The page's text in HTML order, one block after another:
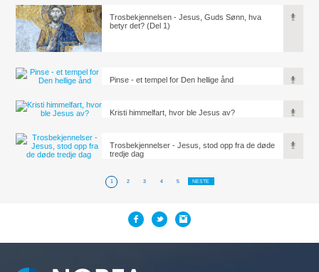
Trosbekjennelsen - Jesus, Guds Sønn, hva
betyr det? (Del 1)
Pinse - et tempel for Den hellige ånd
Kristi himmelfart, hvor ble Jesus av?
Trosbekjennelser - Jesus, stod opp fra de døde
tredje dag
1 2 3 4 5 NESTE